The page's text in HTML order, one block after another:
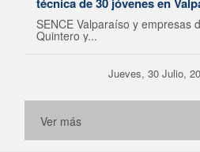
SENCE Valparaíso y empresas
Quintero y...
Jueves, 30 Julio,
Ver más